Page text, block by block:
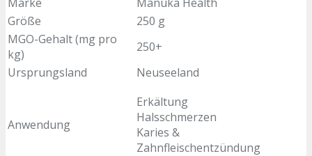
Größe
250 g
MGO-Gehalt (mg pro
kg)
250+
Ursprungsland
Neuseeland
Anwendung
Erkältung
Halsschmerzen
Karies &
Zahnfleischentzündung